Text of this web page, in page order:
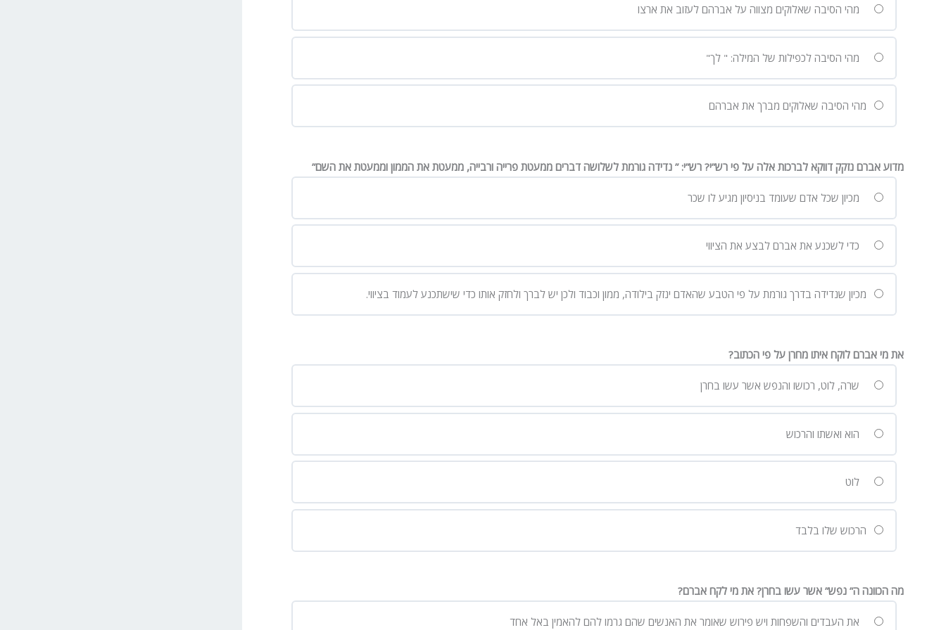
מהי הסיבה שאלוקים מצווה על אברהם לעזוב את ארצו
מהי הסיבה לכפילות של המילה: " לך"
מהי הסיבה שאלוקים מברך את אברהם
מדוע אברם נזקק דווקא לברכות אלה על פי רש”י? רש”י: ” נדידה גורמת לשלושה דברים ממעטת פרייה ורבייה, ממעטת את הממון וממעטת את השם”
מכיון שכל אדם שעומד בניסיון מגיע לו שכר
כדי לשכנע את אברם לבצע את הציווי
מכיון שנדידה בדרך גורמת על פי הטבע שהאדם ינזק בילודה, ממון וכבוד ולכן יש לברך ולחזק אותו כדי שישתכנע לעמוד בציווי.
את מי אברם לוקח איתו מחרן על פי הכתוב?
שרה, לוט, רכושו והנפש אשר עשו בחרן
הוא ואשתו והרכוש
לוט
הרכוש שלו בלבד
מה הכוונה ה” נפש” אשר עשו בחרן? את מי לקח אברם?
את העבדים והשפחות ויש פירוש שאומר את האנשים שהם גרמו להם להאמין באל אחד